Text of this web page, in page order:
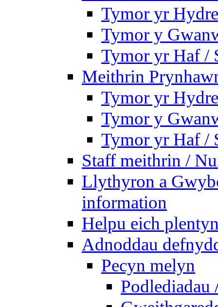
Tymor yr
Tymor y
Tymor yr Haf /
Meithrin
Tymor yr
Tymor y
Tymor yr Haf /
Staff meithrin /
Llythyron a
information
Helpu eich
Adnoddau
Pecyn melyn
Podlediadau